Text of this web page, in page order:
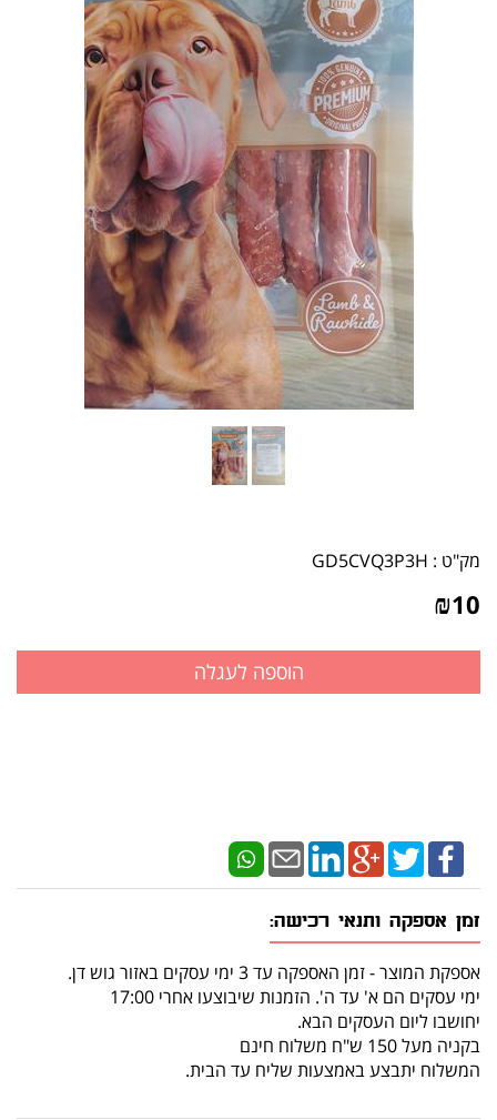
מק"ט : GD5CVQ3P3H
₪10
זמן אספקה ותנאי רכישה:
אספקת המוצר - זמן האספקה עד 3 ימי עסקים באזור גוש דן.
ימי עסקים הם א' עד ה'. הזמנות שיבוצעו אחרי 17:00
יחושבו ליום העסקים הבא.
בקניה מעל 150 ש"ח משלוח חינם
המשלוח יתבצע באמצעות שליח עד הבית.